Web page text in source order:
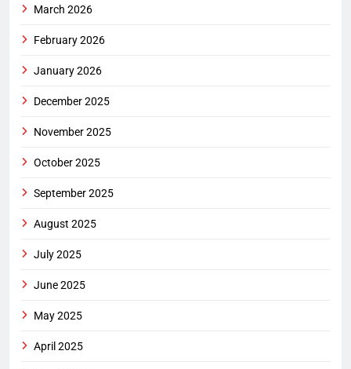
March 2026
February 2026
January 2026
December 2025
November 2025
October 2025
September 2025
August 2025
July 2025
June 2025
May 2025
April 2025